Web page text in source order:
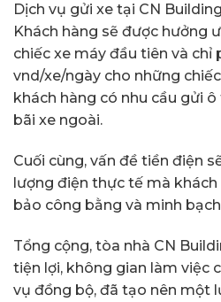
Dịch vụ gửi xe tại CN
Khách hàng sẽ được hưởng
chiếc xe máy đầu tiên và chỉ
vnd/xe/ngày cho những
khách hàng có nhu cầu gửi
bãi xe ngoài.
Cuối cùng, vấn đề tiền điện
lượng điện thực tế mà
bảo công bằng và minh
Tổng cộng, tòa nhà CN
tiện lợi, không gian làm việc
vụ đồng bộ, đã tạo nên một